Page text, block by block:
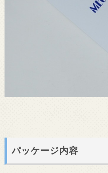
パッケージ内容